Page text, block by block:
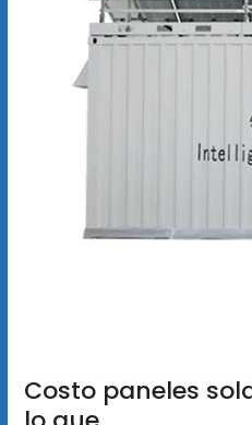
Costo paneles